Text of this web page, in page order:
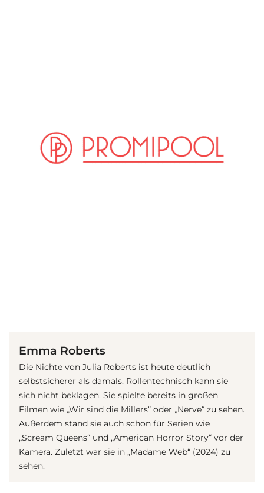
Emma Roberts
Die Nichte von Julia Roberts ist heute deutlich
selbstsicherer als damals. Rollentechnisch kann sie
sich nicht beklagen. Sie spielte bereits in großen
Filmen wie „Wir sind die Millers“ oder „Nerve“ zu sehen.
Außerdem stand sie auch schon für Serien wie
„Scream Queens“ und „American Horror Story“ vor der
Kamera. Zuletzt war sie in „Madame Web“ (2024) zu
sehen.